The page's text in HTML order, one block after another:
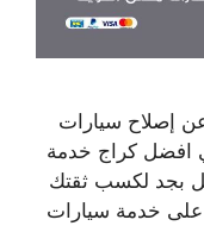
إصلاح سيارات
افضل كراج خدمة
بجد لكسب ثقتك
على خدمة سيارات